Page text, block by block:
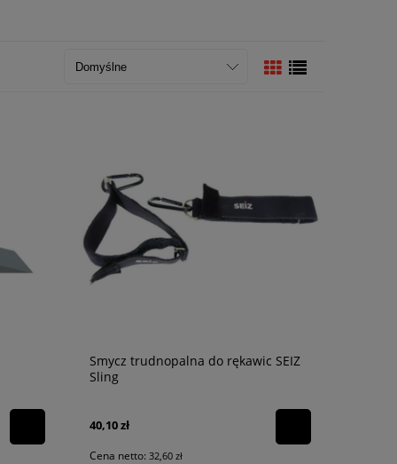
Smycz trudnopalna do rękawic SEIZ
Sling
40,10 zł
Cena netto: 32,60 zł